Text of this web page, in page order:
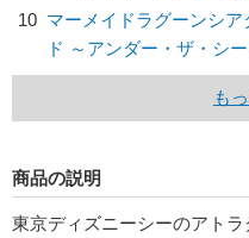
10 マーメイドラグーンシ
ド ～アンダー・ザ・シ
も
商品の説明
東京ディズニーシーのアト